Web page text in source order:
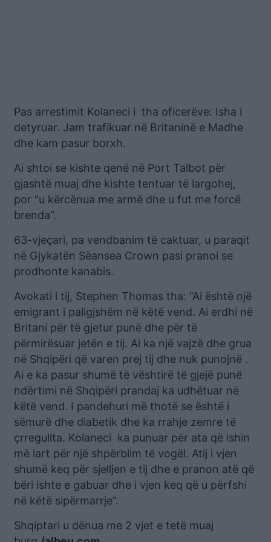
Pas arrestimit Kolaneci i tha oficerëve: Isha i
detyruar. Jam trafikuar në Britaninë e Madhe
dhe kam pasur borxh.
Ai shtoi se kishte qenë në Port Talbot për
gjashtë muaj dhe kishte tentuar të largohej,
por “u kërcënua me armë dhe u fut me forcë
brenda”.
63-vjeçari, pa vendbanim të caktuar, u paraqit
në Gjykatën Sëansea Crown pasi pranoi se
prodhonte kanabis.
Avokati i tij, Stephen Thomas tha: “Ai është një
emigrant i paligjshëm në këtë vend. Ai erdhi në
Britani për të gjetur punë dhe për të
përmirësuar jetën e tij. Ai ka një vajzë dhe grua
në Shqipëri që varen prej tij dhe nuk punojnë .
Ai e ka pasur shumë të vështirë të gjejë punë
ndërtimi në Shqipëri prandaj ka udhëtuar në
këtë vend. I pandehuri më thotë se është i
sëmurë dhe diabetik dhe ka rrahje zemre të
çrregullta. Kolaneci ka punuar për ata që ishin
më lart për një shpërblim të vogël. Atij i vjen
shumë keq për sjelljen e tij dhe e pranon atë që
bëri ishte e gabuar dhe i vjen keq që u përfshi
në këtë sipërmarrje”.
Shqiptari u dënua me 2 vjet e tetë muaj